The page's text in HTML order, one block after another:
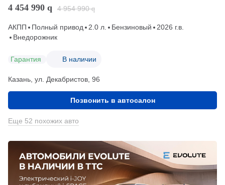
4 454 990 q 4 954 990 q
АКПП Полный привод 2.0 л. Бензиновый
2026 г.в.
Внедорожник
Гарантия В наличии
Казань, ул. Декабристов, 96
Позвонить в автосалон
Еще 52 похожих авто